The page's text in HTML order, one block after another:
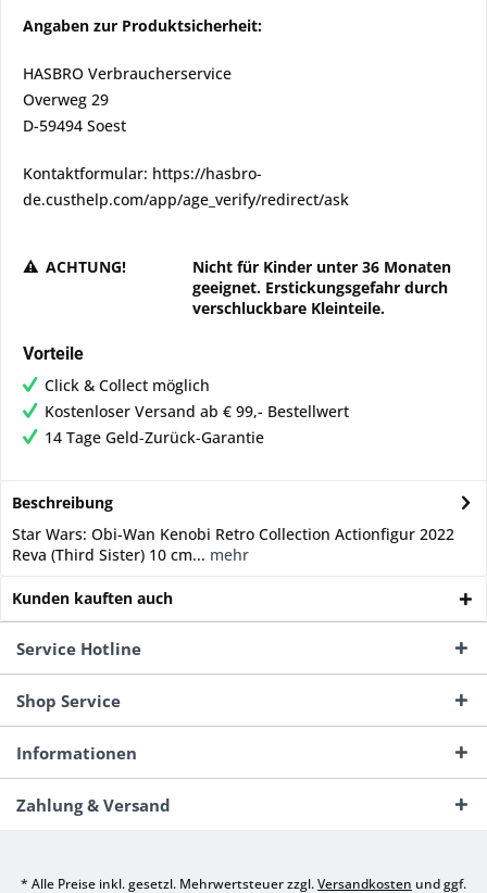
Angaben zur Produktsicherheit:
HASBRO Verbraucherservice
Overweg 29
D-59494 Soest
Kontaktformular: https://hasbro-
de.custhelp.com/app/age_verify/redirect/ask
ACHTUNG!
Nicht für Kinder unter 36 Monaten
geeignet. Erstickungsgefahr durch
verschluckbare Kleinteile.
Vorteile
Click & Collect möglich
Kostenloser Versand ab € 99,- Bestellwert
14 Tage Geld-Zurück-Garantie
Beschreibung
Star Wars: Obi-Wan Kenobi Retro Collection Actionfigur 2022
Reva (Third Sister) 10 cm... mehr
Kunden kauften auch
Service Hotline
Shop Service
Informationen
Zahlung & Versand
* Alle Preise inkl. gesetzl. Mehrwertsteuer zzgl.Versandkosten und ggf.